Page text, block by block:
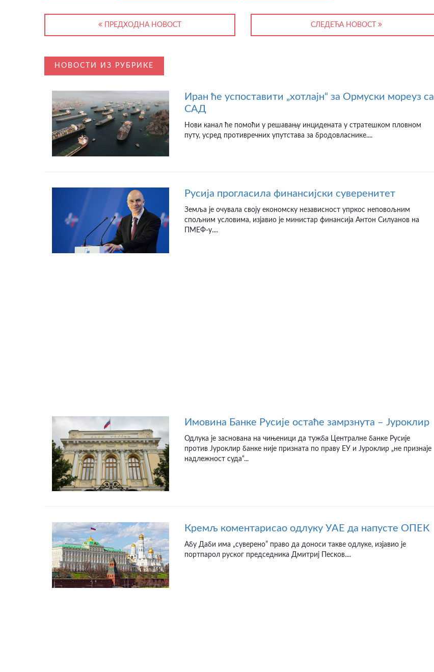
ПРЕДХОДНА НОВОСТ СЛЕДЕЋА НОВОСТ
НОВОСТИ ИЗ РУБРИКЕ
Иран ће успоставити „хотлајн“ за Ормуски мореуз са
САД
Нови канал ће помоћи у решавању инцидената у стратешком пловном
путу, усред противречних упутстава за бродовласнике....
Русија прогласила финансијски суверенитет
Земља је очувала своју економску независност упркос неповољним
спољним условима, изјавио је министар финансија Антон Силуанов на
ПМЕФ-у....
Имовина Банке Русије остаће замрзнута – Јуроклир
Одлука је заснована на чињеници да тужба Централне банке Русије
против Јуроклир банке није призната по праву ЕУ и Јуроклир „не признаје
надлежност суда“...
Кремљ коментарисао одлуку УАЕ да напусте ОПЕК
Абу Даби има „суверено” право да доноси такве одлуке, изјавио је
портпарол руског председника Дмитриј Песков....